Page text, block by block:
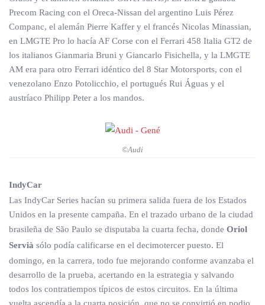
Precom Racing con el Oreca-Nissan del argentino Luis Pérez
Companc, el alemán Pierre Kaffer y el francés Nicolas Minassian,
en LMGTE Pro lo hacía AF Corse con el Ferrari 458 Italia GT2 de
los italianos Gianmaria Bruni y Giancarlo Fisichella, y la LMGTE
AM era para otro Ferrari idéntico del 8 Star Motorsports, con el
venezolano Enzo Potolicchio, el portugués Rui Águas y el
austríaco Philipp Peter a los mandos.
©Audi
IndyCar
Las IndyCar Series hacían su primera salida fuera de los Estados
Unidos en la presente campaña. En el trazado urbano de la ciudad
brasileña de São Paulo se disputaba la cuarta fecha, donde Oriol
Servià sólo podía calificarse en el decimotercer puesto. El
domingo, en la carrera, todo fue mejorando conforme avanzaba el
desarrollo de la prueba, acertando en la estrategia y salvando
todos los contratiempos típicos de estos circuitos. En la última